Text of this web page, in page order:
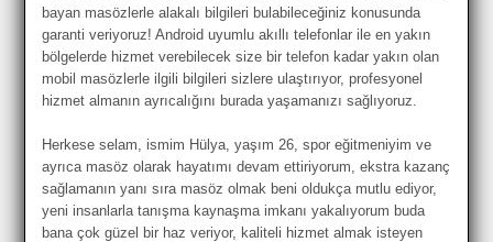
bayan masözlerle alakalı bilgileri bulabileceğiniz konusunda
garanti veriyoruz! Android uyumlu akıllı telefonlar ile en yakın
bölgelerde hizmet verebilecek size bir telefon kadar yakın olan
mobil masözlerle ilgili bilgileri sizlere ulaştırıyor, profesyonel
hizmet almanın ayrıcalığını burada yaşamanızı sağlıyoruz.
Herkese selam, ismim Hülya, yaşım 26, spor eğitmeniyim ve
ayrıca masöz olarak hayatımı devam ettiriyorum, ekstra kazanç
sağlamanın yanı sıra masöz olmak beni oldukça mutlu ediyor,
yeni insanlarla tanışma kaynaşma imkanı yakalıyorum buda
bana çok güzel bir haz veriyor, kaliteli hizmet almak isteyen